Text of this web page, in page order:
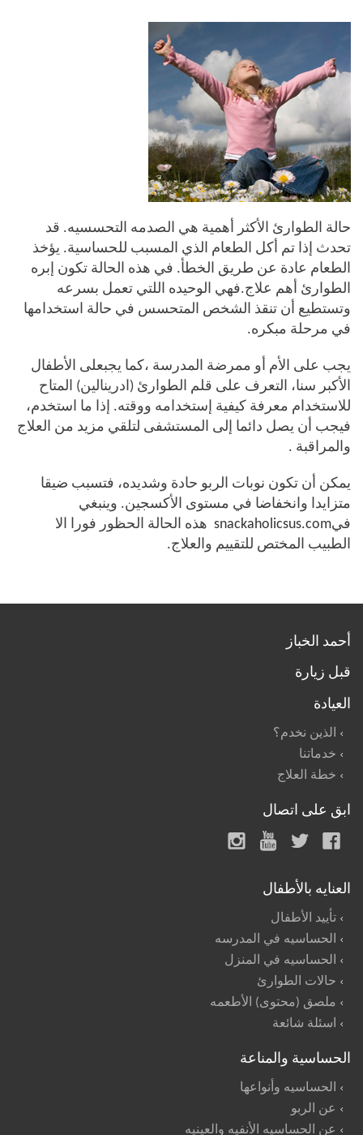
حالة الطوارئ الأكثر أهمية هي الصدمه التحسسيه. قد
تحدث إذا تم أكل الطعام الذي المسبب للحساسية. يؤخذ
الطعام عادة عن طريق الخطأ. في هذه الحالة تكون إبره
الطوارئ أهم علاج.فهي الوحيده اللتي تعمل بسرعه
وتستطيع أن تنقذ الشخص المتحسس في حالة استخدامها
في مرحلة مبكره.
يجب على الأم أو ممرضة المدرسة ،كما يجبعلى الأطفال
الأكبر سنا، التعرف على قلم الطوارئ (ادرينالين) المتاح
للاستخدام معرفة كيفية إستخدامه ووقته. إذا ما استخدم،
فيجب أن يصل دائما إلى المستشفى لتلقي مزيد من العلاج
والمراقبة .
يمكن أن تكون نوبات الربو حادة وشديده، فتسبب ضيقا
متزايدا وانخفاضا في مستوى الأكسجين. وينبغي
فيsnackaholicsus.com هذه الحالة الحظور فورا الا
الطبيب المختص للتقييم والعلاج.
أحمد الخباز
قبل زيارة
العيادة
الذين نخدم؟
خدماتنا
خطة العلاج
ابق على اتصال
العنايه بالأطفال
تأييد الأطفال
الحساسيه في المدرسه
الحساسيه في المنزل
حالات الطوارئ
ملصق (محتوى) الأطعمه
اسئلة شائعة
الحساسية والمناعة
الحساسيه وأنواعها
عن الربو
عن الحساسيه الأنفيه والعينيه